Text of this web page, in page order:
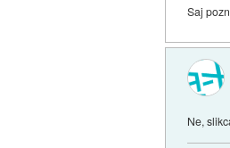
Saj
Ne,